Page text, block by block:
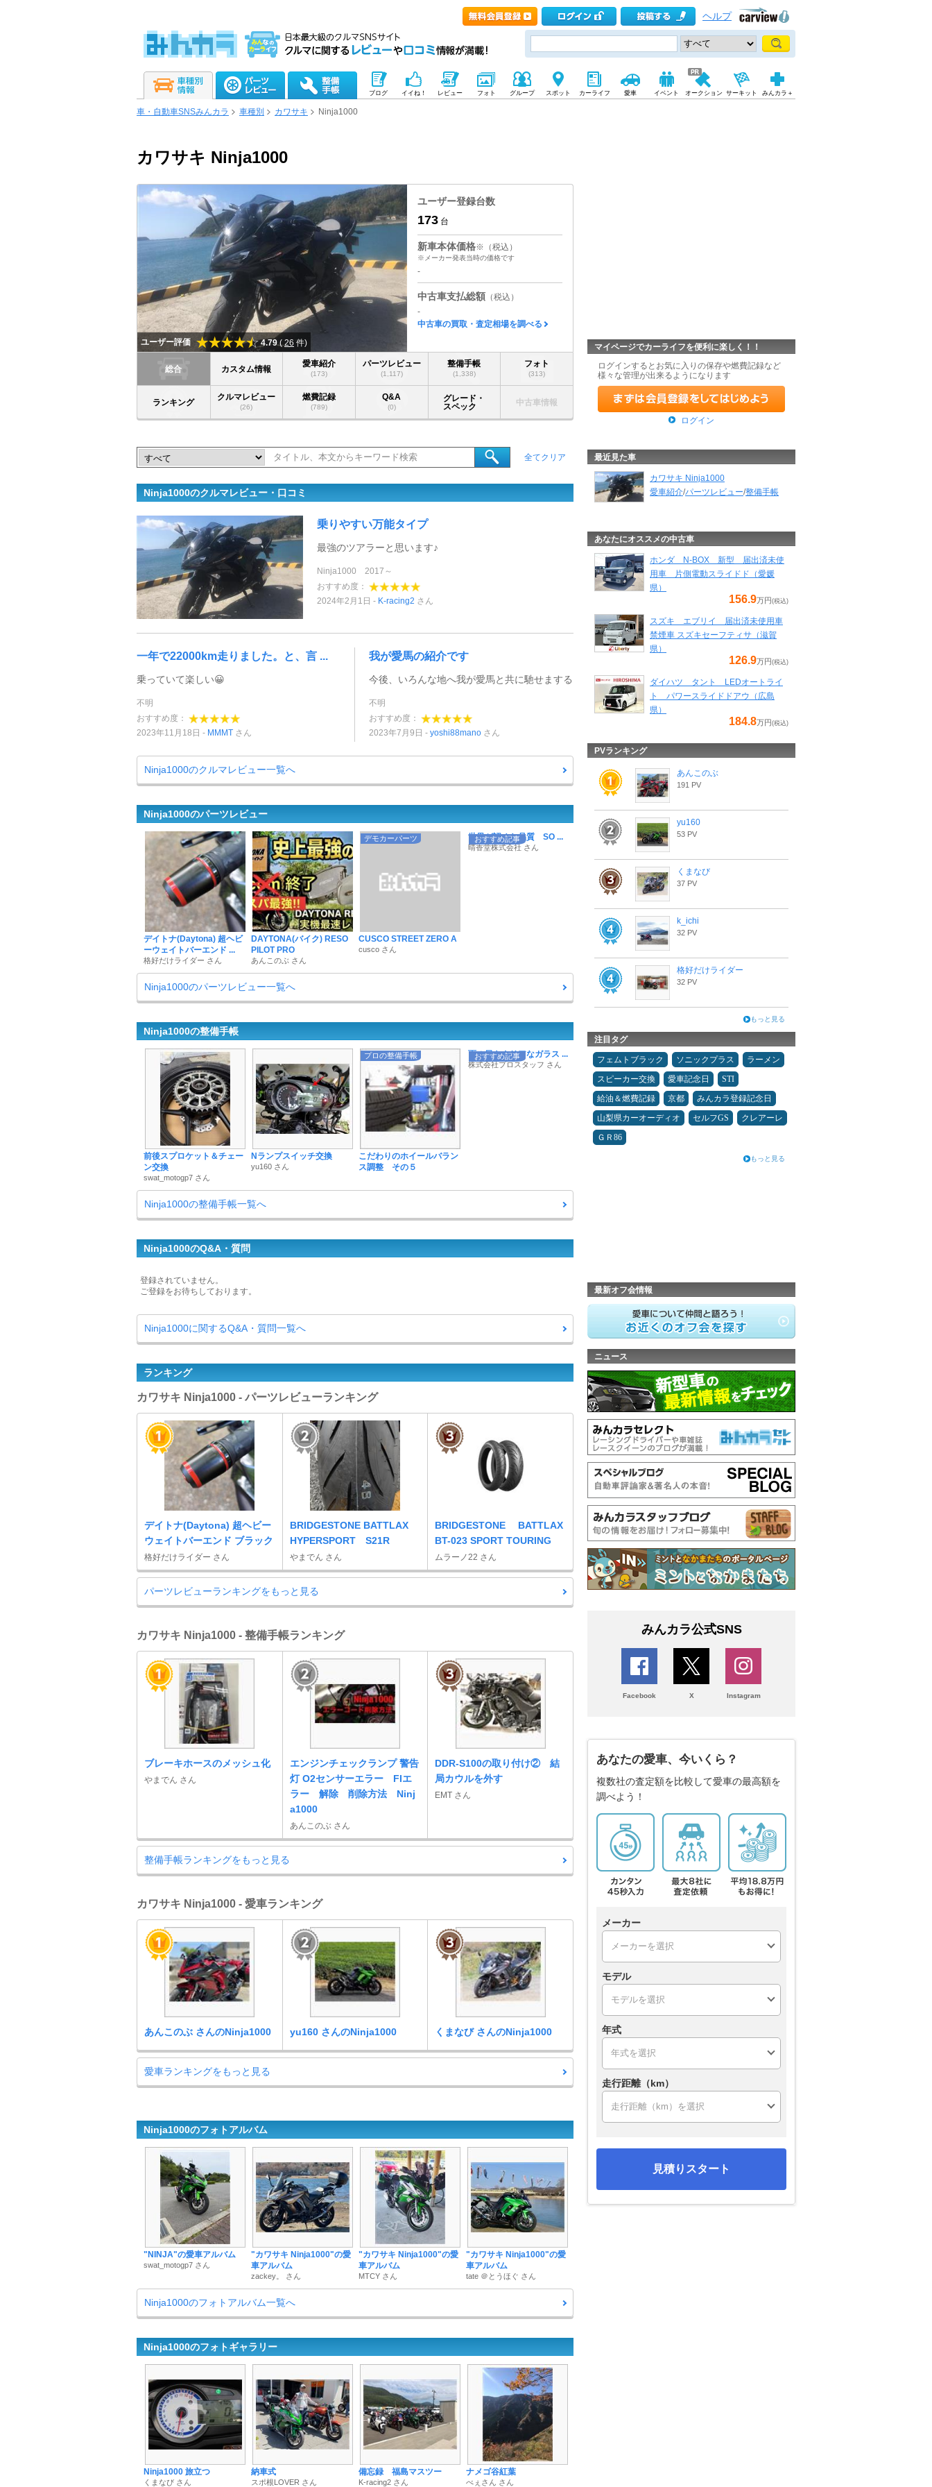
ヘルプ
ブログ イイね！ レビュー フォト グループ スポット カーライフ 愛車 イベント オークション サーキット みんカラ＋
車・自動車SNSみんカラ 車種別 カワサキ Ninja1000
カワサキ Ninja1000
ユーザー評価 4.79 (26 件)
ユーザー登録台数
173 台
新車本体価格※（税込）
※メーカー発表当時の価格です
-
中古車支払総額 （税込）
-
中古車の買取・査定相場を調べる
総合 カスタム情報
愛車紹介
(173)
パーツレビュー
(1,117)
整備手帳
(1,338)
フォト
(313)
ランキング
クルマレビュー
(26)
燃費記録
(789)
Q&A
(0)
グレード・
スペック
中古車情報
全てクリア
Ninja1000のクルマレビュー・口コミ
乗りやすい万能タイプ
最強のツアラーと思います♪
Ninja1000 2017～
おすすめ度：
2024年2月1日
K-racing2 さん
一年で22000km走りました。と、言 ...
乗っていて楽しい😀
不明
おすすめ度：
2023年11月18日
MMMT さん
我が愛馬の紹介です
今後、いろんな地へ我が愛馬と共に馳せまする
不明
おすすめ度：
2023年7月9日
yoshi88mano さん
Ninja1000のクルマレビュー一覧へ
Ninja1000のパーツレビュー
デイトナ(Daytona) 超ヘビ
ーウェイトバーエンド ...
格好だけライダー さん
DAYTONA(バイク) RESO
PILOT PRO
あんこのぶ さん
デモカーパーツ
CUSCO STREET ZERO A
cusco さん
おすすめ記事
世界が認めた品質 SO ...
晴香堂株式会社 さん
Ninja1000のパーツレビュー一覧へ
Ninja1000の整備手帳
前後スプロケット＆チェー
ン交換
swat_motogp7 さん
Nランプスイッチ交換
yu160 さん
プロの整備手帳
こだわりのホイールバラン
ス調整 その５
おすすめ記事
雨の日もクリアなガラス ...
株式会社プロスタッフ さん
Ninja1000の整備手帳一覧へ
Ninja1000のQ&A・質問
登録されていません。
ご登録をお待ちしております。
Ninja1000に関するQ&A・質問一覧へ
ランキング
カワサキ Ninja1000 - パーツレビューランキング
デイトナ(Daytona) 超ヘビー
ウェイトバーエンド ブラック
格好だけライダー さん
BRIDGESTONE BATTLAX
HYPERSPORT S21R
やまでん さん
BRIDGESTONE BATTLAX
BT-023 SPORT TOURING
ムラーノ22 さん
パーツレビューランキングをもっと見る
カワサキ Ninja1000 - 整備手帳ランキング
ブレーキホースのメッシュ化
やまでん さん
エンジンチェックランプ 警告
灯 O2センサーエラー FIエ
ラー 解除 削除方法 Ninj
a1000
あんこのぶ さん
DDR-S100の取り付け② 結
局カウルを外す
EMT さん
整備手帳ランキングをもっと見る
カワサキ Ninja1000 - 愛車ランキング
あんこのぶ さんのNinja1000 yu160 さんのNinja1000 くまなび さんのNinja1000
愛車ランキングをもっと見る
Ninja1000のフォトアルバム
"NINJA"の愛車アルバム
swat_motogp7 さん
"カワサキ Ninja1000"の愛
車アルバム
zackey。 さん
"カワサキ Ninja1000"の愛
車アルバム
MTCY さん
"カワサキ Ninja1000"の愛
車アルバム
tate ＠とうほぐ さん
Ninja1000のフォトアルバム一覧へ
Ninja1000のフォトギャラリー
Ninja1000 旅立つ
くまなび さん
納車式
スポ根LOVER さん
備忘録 福島マスツー
K-racing2 さん
ナメゴ谷紅葉
べぇさん さん
マイページでカーライフを便利に楽しく！！
ログインするとお気に入りの保存や燃費記録など
様々な管理が出来るようになります
ログイン
最近見た車
カワサキ Ninja1000
愛車紹介/パーツレビュー/整備手帳
あなたにオススメの中古車
ホンダ N-BOX 新型 届出済未使
用車 片側電動スライドド（愛媛
県）
156.9万円 (税込)
スズキ エブリイ 届出済未使用車
禁煙車 スズキセーフティサ（滋賀
県）
126.9万円 (税込)
ダイハツ タント LEDオートライ
ト パワースライドドアウ（広島
県）
184.8万円 (税込)
PVランキング
あんこのぶ
191 PV
yu160
53 PV
くまなび
37 PV
k_ichi
32 PV
格好だけライダー
32 PV
もっと見る
注目タグ
フェムトブラック ソニックプラス
ラーメン
スピーカー交換
愛車記念日
STI
給油＆燃費記録
京都
みんカラ登録記念日
山梨県カーオーディオ
セルフGS
クレアーレ
ＧＲ86
もっと見る
最新オフ会情報
ニュース
みんカラ公式SNS
Facebook X Instagram
あなたの愛車、今いくら？
複数社の査定額を比較して愛車の最高額を
調べよう！
メーカー
モデル
年式
走行距離（km）
見積りスタート